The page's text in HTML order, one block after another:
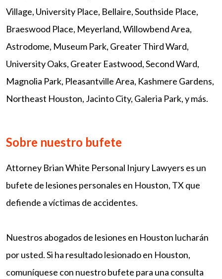
Village, University Place, Bellaire, Southside Place,
Braeswood Place, Meyerland, Willowbend Area,
Astrodome, Museum Park, Greater Third Ward,
University Oaks, Greater Eastwood, Second Ward,
Magnolia Park, Pleasantville Area, Kashmere Gardens,
Northeast Houston, Jacinto City, Galeria Park, y más.
Sobre nuestro bufete
Attorney Brian White Personal Injury Lawyers es un
bufete de lesiones personales en Houston, TX que
defiende a víctimas de accidentes.
Nuestros abogados de lesiones en Houston lucharán
por usted. Si ha resultado lesionado en Houston,
comuníquese con nuestro bufete para una consulta